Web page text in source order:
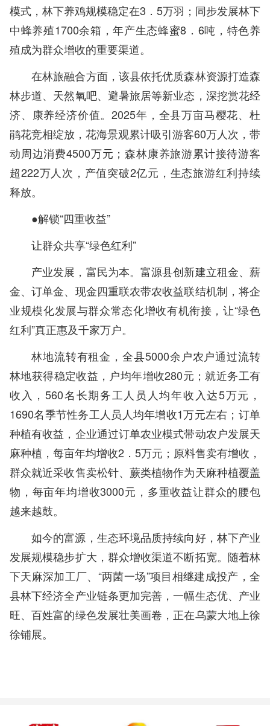
模式，林下养鸡规模稳定在3．5万羽；同步发展林下
中蜂养殖1700余箱，年产生态蜂蜜8．6吨，特色养
殖成为群众增收的重要渠道。
在林旅融合方面，该县依托优质森林资源打造森
林步道、天然氧吧、避暑旅居等新业态，深挖赏花经
济、康养经济价值。2025年，全县万亩马樱花、杜
鹃花竞相绽放，花海景观累计吸引游客60万人次，带
动周边消费4500万元；森林康养旅游累计接待游客
超222万人次，产值突破2亿元，生态旅游红利持续
释放。
●解锁“四重收益”
让群众共享“绿色红利”
产业发展，富民为本。富源县创新建立租金、薪
金、订单金、现金四重联农带农收益联结机制，将企
业规模化发展与群众常态化增收有机衔接，让“绿色
红利”真正惠及千家万户。
林地流转有租金，全县5000余户农户通过流转
林地获得稳定收益，户均年增收280元；就近务工有
收入，560名长期务工人员人均年收入达5万元，
1690名季节性务工人员人均年增收1万元左右；订单
种植有收益，企业通过订单农业模式带动农户发展天
麻种植，每亩年均增收2．5万元；原料售卖有增收，
群众就近采收售卖松针、蕨类植物作为天麻种植覆盖
物，每亩年均增收3000元，多重收益让群众的腰包
越来越鼓。
如今的富源，生态环境品质持续向好，林下产业
发展规模稳步扩大，群众增收渠道不断拓宽。随着林
下天麻深加工厂、“两菌一场”项目相继建成投产，全
县林下经济全产业链条更加完善，一幅生态优、产业
旺、百姓富的绿色发展壮美画卷，正在乌蒙大地上徐
徐铺展。